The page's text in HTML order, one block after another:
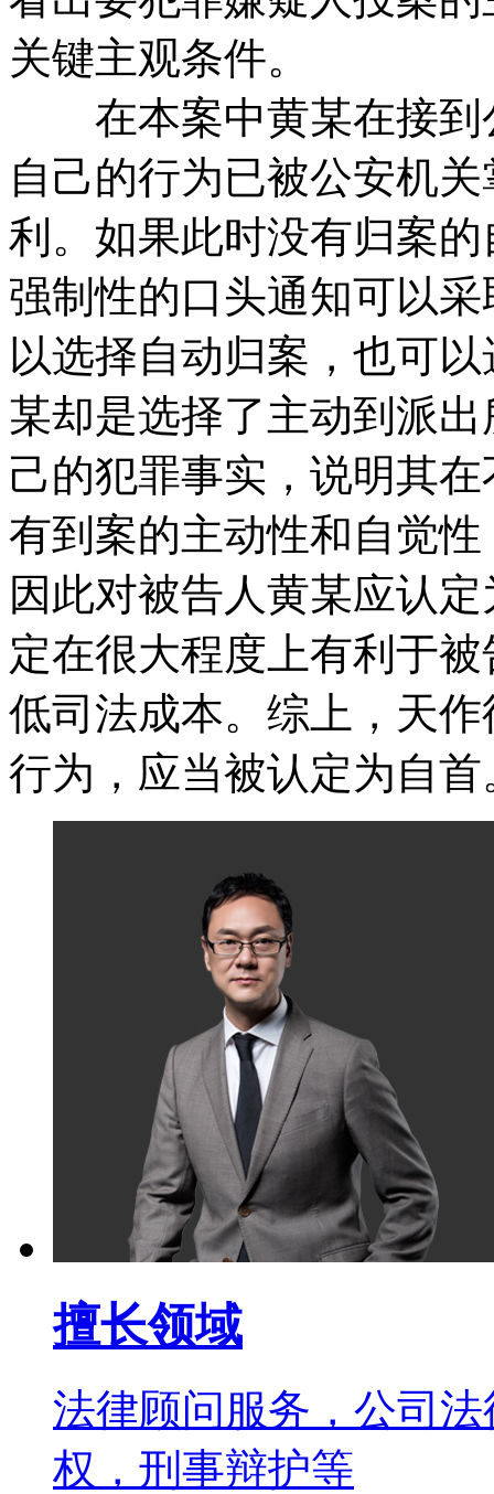
关键主观条件。
在本案中黄某在接到
自己的行为已被公安机
利。如果此时没有归案
强制性的口头通知可以
以选择自动归案，也可
某却是选择了主动到派
己的犯罪事实，说明其
有到案的主动性和自觉
因此对被告人黄某应认
定在很大程度上有利于
低司法成本。综上，天
行为，应当被认定为自首
擅长领域
法律顾问服务，公司
权，刑事辩护等